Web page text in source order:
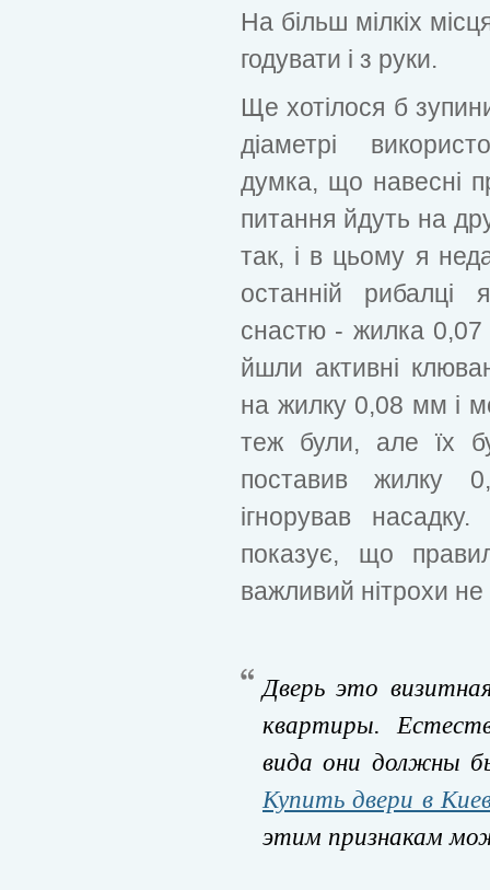
На більш мілкіх
годувати і з руки.
Ще хотілося б
діаметрі
думка, що навесні
питання йдуть на
так, і в цьому я
останній
снастю - жилка
йшли активні
на жилку 0,08 мм і
теж були, але їх
поставив жилку
ігнорував
показує, що
важливий нітрохи
Дверь это
квартиры.
вида они должны
Купить двери в
этим признакам